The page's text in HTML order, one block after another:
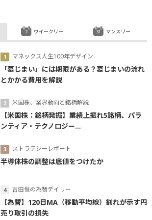
マネックス人生100年デザイン
「墓じまい」には期限がある？墓じまいの流れ
とかかる費用を解説
米国株、業界動向と銘柄解説
【米国株：銘柄発掘】業績上振れ5銘柄、パラ
ンティア・テクノロジー...
ストラテジーレポート
半導体株の調整は底値をつけたか
吉田恒の為替デイリー
【為替】120日MA（移動平均線）割れが示す円
売り取引の損失
ウイークリー マンスリー